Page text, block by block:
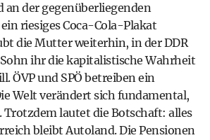
an der gegenüberliegenden
riesiges Coca-Cola-Plakat
die Mutter weiterhin, in der DDR
ihr die kapitalistische Wahrheit
ÖVP und SPÖ betreiben ein
Welt verändert sich fundamental,
Trotzdem lautet die Botschaft: alles
bleibt Autoland. Die Pensionen